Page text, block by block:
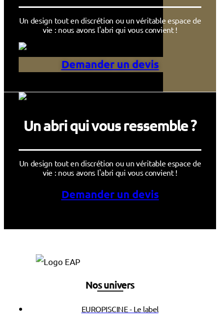
Un design tout en discrétion ou un véritable espace de
vie : nous avons l'abri qui vous convient !
Demander un devis
Un abri qui vous ressemble ?
Un design tout en discrétion ou un véritable espace de
vie : nous avons l'abri qui vous convient !
Demander un devis
Nos univers
EUROPISCINE - Le label